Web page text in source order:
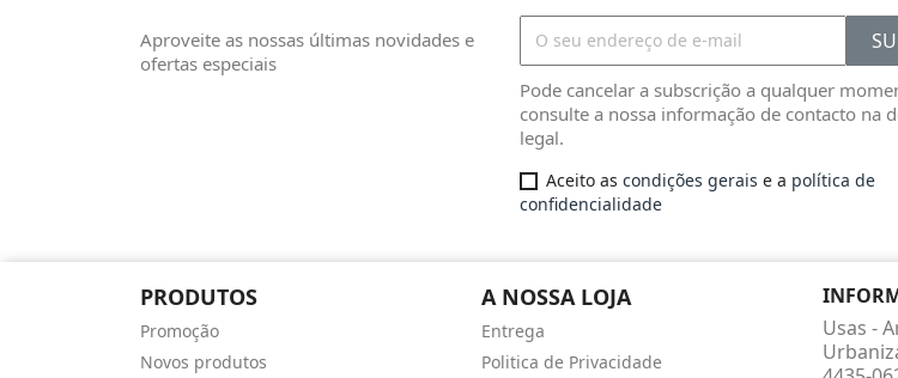
Aproveite as nossas últimas novidades e
ofertas especiais
Pode cancelar a subscrição a qualquer
consulte a nossa informação de contacto na
legal.
Aceito as condições gerais e a política de
confidencialidade
PRODUTOS
Promoção
Novos produtos
A NOSSA LOJA
Entrega
Politica de Privacidade
Usas -